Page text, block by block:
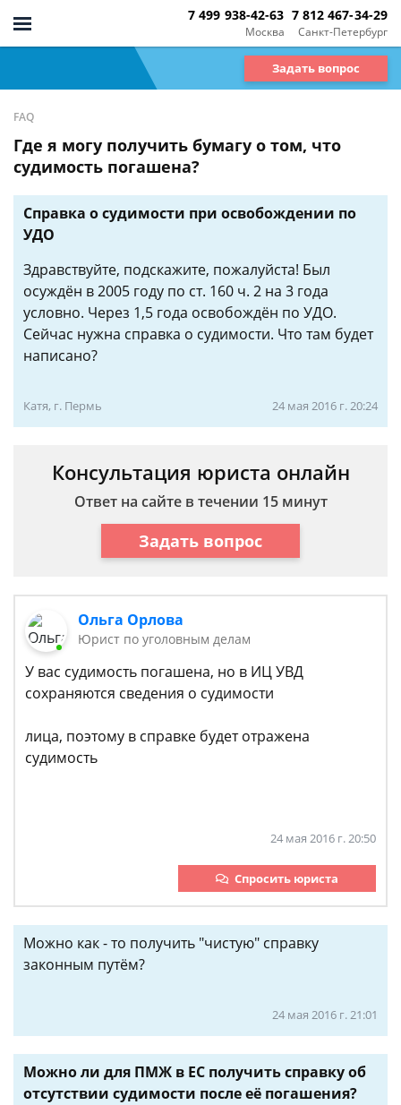
Москва
7 499 938-42-63
Санкт-Петербург
7 812 467-34-29
Задать вопрос
FAQ
Где я могу получить бумагу о том, что
судимость погашена?
Справка о судимости при освобождении по
УДО
Здравствуйте, подскажите, пожалуйста! Был
осуждён в 2005 году по ст. 160 ч. 2 на 3 года
условно. Через 1,5 года освобождён по УДО.
Сейчас нужна справка о судимости. Что там будет
написано?
Катя, г. Пермь 24 мая 2016 г. 20:24
Консультация юриста онлайн
Ответ на сайте в течении 15 минут
Задать вопрос
Ольга Орлова
Юрист по уголовным делам
У вас судимость погашена, но в ИЦ УВД
сохраняются сведения о судимости
лица, поэтому в справке будет отражена
судимость
24 мая 2016 г. 20:50
Спросить юриста
Можно как - то получить "чистую" справку
законным путём?
24 мая 2016 г. 21:01
Можно ли для ПМЖ в ЕС получить справку об
отсутствии судимости после её погашения?